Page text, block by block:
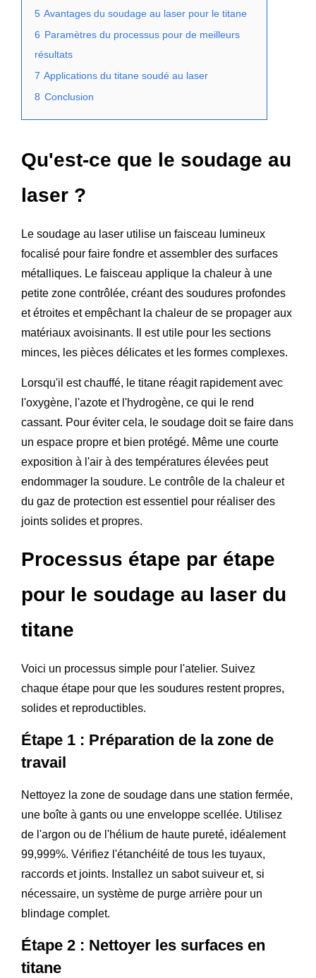
5 Avantages du soudage au laser pour le titane
6 Paramètres du processus pour de meilleurs
résultats
7 Applications du titane soudé au laser
8 Conclusion
Qu'est-ce que le soudage au
laser ?
Le soudage au laser utilise un faisceau lumineux
focalisé pour faire fondre et assembler des surfaces
métalliques. Le faisceau applique la chaleur à une
petite zone contrôlée, créant des soudures profondes
et étroites et empêchant la chaleur de se propager aux
matériaux avoisinants. Il est utile pour les sections
minces, les pièces délicates et les formes complexes.
Lorsqu'il est chauffé, le titane réagit rapidement avec
l'oxygène, l'azote et l'hydrogène, ce qui le rend
cassant. Pour éviter cela, le soudage doit se faire dans
un espace propre et bien protégé. Même une courte
exposition à l'air à des températures élevées peut
endommager la soudure. Le contrôle de la chaleur et
du gaz de protection est essentiel pour réaliser des
joints solides et propres.
Processus étape par étape
pour le soudage au laser du
titane
Voici un processus simple pour l'atelier. Suivez
chaque étape pour que les soudures restent propres,
solides et reproductibles.
Étape 1 : Préparation de la zone de
travail
Nettoyez la zone de soudage dans une station fermée,
une boîte à gants ou une enveloppe scellée. Utilisez
de l'argon ou de l'hélium de haute pureté, idéalement
99,999%. Vérifiez l'étanchéité de tous les tuyaux,
raccords et joints. Installez un sabot suiveur et, si
nécessaire, un système de purge arrière pour un
blindage complet.
Étape 2 : Nettoyer les surfaces en
titane